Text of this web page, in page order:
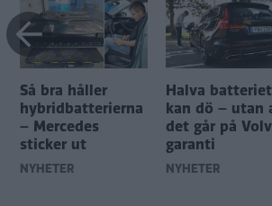
Så bra håller
hybridbatterierna
– Mercedes
sticker ut
NYHETER
Halva batteriet
kan dö – utan
det går på
garanti
NYHETER